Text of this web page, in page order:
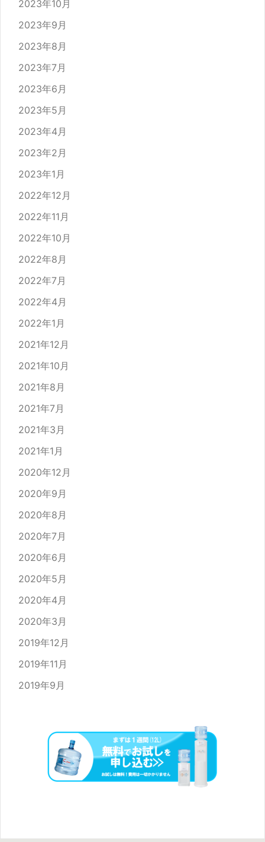
2023年10月
2023年9月
2023年8月
2023年7月
2023年6月
2023年5月
2023年4月
2023年2月
2023年1月
2022年12月
2022年11月
2022年10月
2022年8月
2022年7月
2022年4月
2022年1月
2021年12月
2021年10月
2021年8月
2021年7月
2021年3月
2021年1月
2020年12月
2020年9月
2020年8月
2020年7月
2020年6月
2020年5月
2020年4月
2020年3月
2019年12月
2019年11月
2019年9月